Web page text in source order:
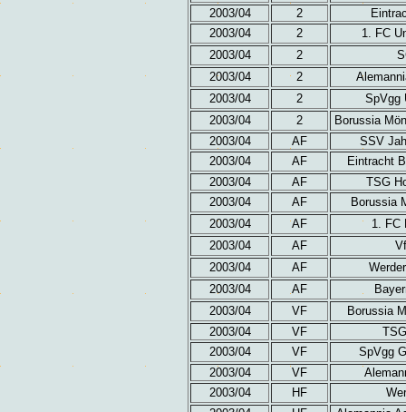
2003/04
2
2003/04
2
1. FC
2003/04
2
2003/04
2
2003/04
2
SpVgg
2003/04
2
Borussia
2003/04
AF
SSV
2003/04
AF
Eintracht
2003/04
AF
TSG
2003/04
AF
Borussia
2003/04
AF
1. FC
2003/04
AF
2003/04
AF
2003/04
AF
2003/04
VF
Borussia
2003/04
VF
2003/04
VF
SpVgg
2003/04
VF
2003/04
HF